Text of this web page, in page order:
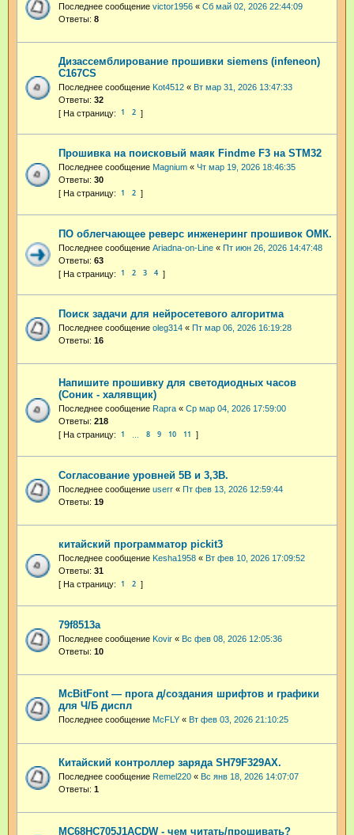
Последнее сообщение victor1956 « Сб май 02, 2026 22:44:09
Ответы: 8
Дизассемблирование прошивки siemens (infeneon)
C167CS
Последнее сообщение Kot4512 « Вт мар 31, 2026 13:47:33
Ответы: 32
1 2
Прошивка на поисковый маяк Findme F3 на STM32
Последнее сообщение Magnium « Чт мар 19, 2026 18:46:35
Ответы: 30
1 2
ПО облегчающее реверс инженеринг прошивок ОМК.
Последнее сообщение Ariadna-on-Line « Пт июн 26, 2026 14:47:48
Ответы: 63
1 2 3 4
Поиск задачи для нейросетевого алгоритма
Последнее сообщение oleg314 « Пт мар 06, 2026 16:19:28
Ответы: 16
Напишите прошивку для светодиодных часов
(Соник - халявщик)
Последнее сообщение Rapra « Ср мар 04, 2026 17:59:00
Ответы: 218
1 8 9 10 11
Согласование уровней 5В и 3,3В.
Последнее сообщение userr « Пт фев 13, 2026 12:59:44
Ответы: 19
китайский программатор pickit3
Последнее сообщение Kesha1958 « Вт фев 10, 2026 17:09:52
Ответы: 31
1 2
79f8513a
Последнее сообщение Kovir « Вс фев 08, 2026 12:05:36
Ответы: 10
McBitFont — прога д/создания шрифтов и графики
для Ч/Б диспл
Последнее сообщение McFLY « Вт фев 03, 2026 21:10:25
Китайский контроллер заряда SH79F329АХ.
Последнее сообщение Remel220 « Вс янв 18, 2026 14:07:07
Ответы: 1
MC68HC705J1ACDW - чем читать/прошивать?